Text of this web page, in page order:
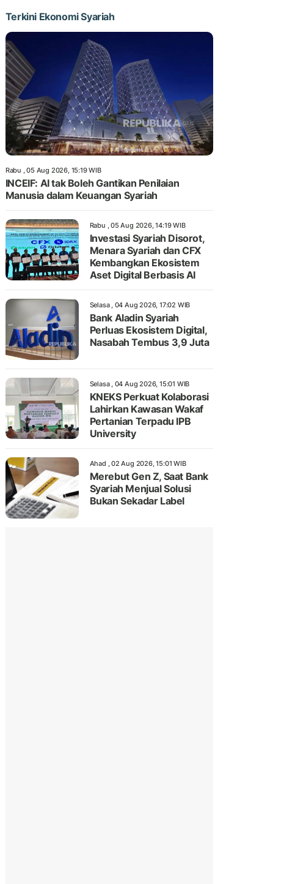
Terkini Ekonomi Syariah
Rabu , 05 Aug 2026, 15:19 WIB
INCEIF: AI tak Boleh Gantikan Penilaian
Manusia dalam Keuangan Syariah
Rabu , 05 Aug 2026, 14:19 WIB
Investasi Syariah Disorot,
Menara Syariah dan CFX
Kembangkan Ekosistem
Aset Digital Berbasis AI
Selasa , 04 Aug 2026, 17:02 WIB
Bank Aladin Syariah
Perluas Ekosistem Digital,
Nasabah Tembus 3,9 Juta
Selasa , 04 Aug 2026, 15:01 WIB
KNEKS Perkuat Kolaborasi
Lahirkan Kawasan Wakaf
Pertanian Terpadu IPB
University
Ahad , 02 Aug 2026, 15:01 WIB
Merebut Gen Z, Saat Bank
Syariah Menjual Solusi
Bukan Sekadar Label